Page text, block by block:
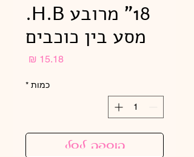
18" מרובע H.B.
מסע בין כוכבים
כמות *
הוספה לסל